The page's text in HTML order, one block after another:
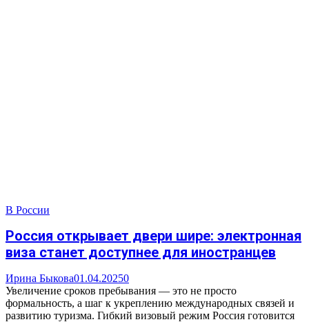
В России
Россия открывает двери шире: электронная
виза станет доступнее для иностранцев
Ирина Быкова01.04.20250
Увеличение сроков пребывания — это не просто
формальность, а шаг к укреплению международных связей и
развитию туризма. Гибкий визовый режим Россия готовится